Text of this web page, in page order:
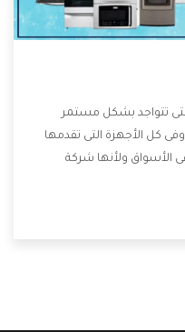
تتواجد بشكل مستمر
كل الأجهزة التى تقدمها
الأسواق ولأنها شركة
التى تسهل على